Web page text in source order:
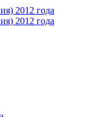
2012 года
2012 года